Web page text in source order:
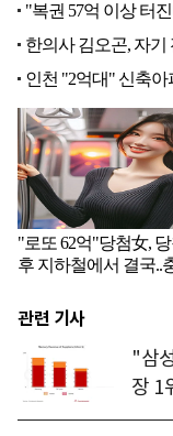
관련 기사
"삼
장 1